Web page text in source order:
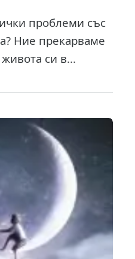
проблеми със
Ние прекарваме
си в...